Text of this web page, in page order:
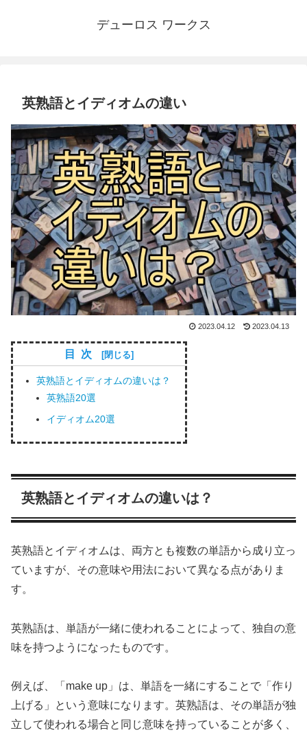
デューロス ワークス
英熟語とイディオムの違い
2023.04.12 2023.04.13
目次
英熟語とイディオムの違いは？
英熟語20選
イディオム20選
英熟語とイディオムの違いは？
英熟語とイディオムは、両方とも複数の単語から成り立っ
ていますが、その意味や用法において異なる点がありま
す。
英熟語は、単語が一緒に使われることによって、独自の意
味を持つようになったものです。
例えば、「make up」は、単語を一緒にすることで「作り
上げる」という意味になります。英熟語は、その単語が独
立して使われる場合と同じ意味を持っていることが多く、